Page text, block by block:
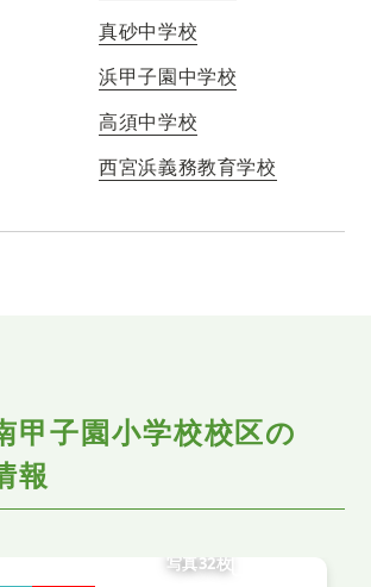
真砂中学校
浜甲子園中学校
高須中学校
西宮浜義務教育学校
甲子園小学校校区の
報
写真32枚